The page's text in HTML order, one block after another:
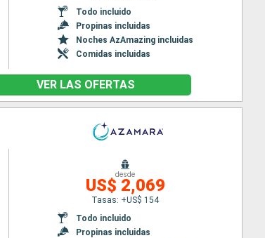
Todo incluido
Propinas incluidas
Noches AzAmazing incluidas
Comidas incluidas
VER LAS OFERTAS
desde
US$ 2,069
Tasas: +US$ 154
Todo incluido
Propinas incluidas